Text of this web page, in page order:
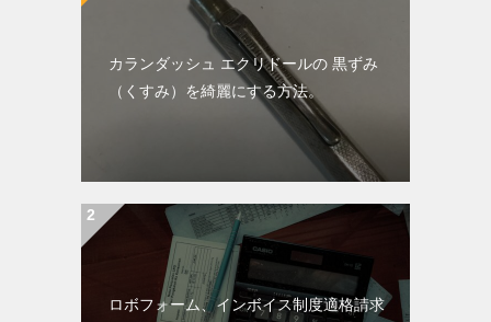
カランダッシュ エクリドールの 黒ずみ
（くすみ）を綺麗にする方法。
ロボフォーム、インボイス制度適格請求